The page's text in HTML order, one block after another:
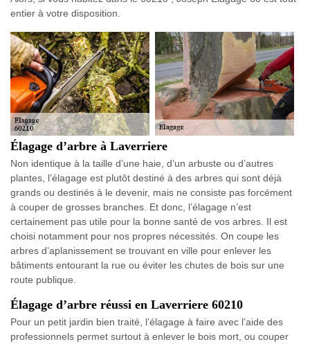
entier à votre disposition.
Élagage d’arbre à Laverriere
Non identique à la taille d’une haie, d’un arbuste ou d’autres
plantes, l’élagage est plutôt destiné à des arbres qui sont déjà
grands ou destinés à le devenir, mais ne consiste pas forcément
à couper de grosses branches. Et donc, l’élagage n’est
certainement pas utile pour la bonne santé de vos arbres. Il est
choisi notamment pour nos propres nécessités. On coupe les
arbres d’aplanissement se trouvant en ville pour enlever les
bâtiments entourant la rue ou éviter les chutes de bois sur une
route publique.
Élagage d’arbre réussi en Laverriere 60210
Pour un petit jardin bien traité, l’élagage à faire avec l’aide des
professionnels permet surtout à enlever le bois mort, ou couper